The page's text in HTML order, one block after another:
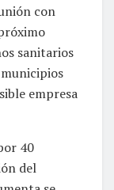
con
sanitarios
empresa
40
del